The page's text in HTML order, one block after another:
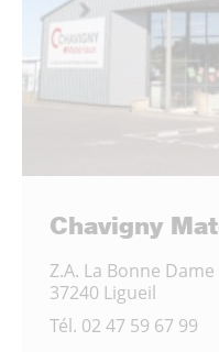
Chavigny
Z.A. La Bonne Dame
37240 Ligueil
Tél. 02 47 59 67 99